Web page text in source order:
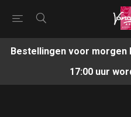
Bestellingen voor morgen
17:00 uur